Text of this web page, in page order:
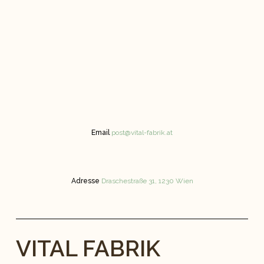
Email post@vital-fabrik.at
Adresse Draschestraße 31, 1230 Wien
VITAL FABRIK